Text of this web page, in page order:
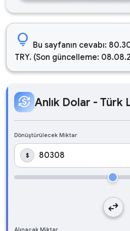
lightbulb Bu sayfanın cevabı:
TRY. (Son güncelleme:
currency_exchange Anlık Dolar - Türk
Dönüştürülecek Miktar
$
swap_horiz
Alınacak Miktar